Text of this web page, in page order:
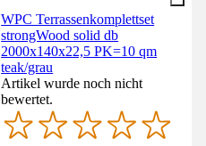
WPC Terrassenkomplettset
strongWood solid db
2000x140x22,5 PK=10 qm
teak/grau
Artikel wurde noch nicht
bewertet.